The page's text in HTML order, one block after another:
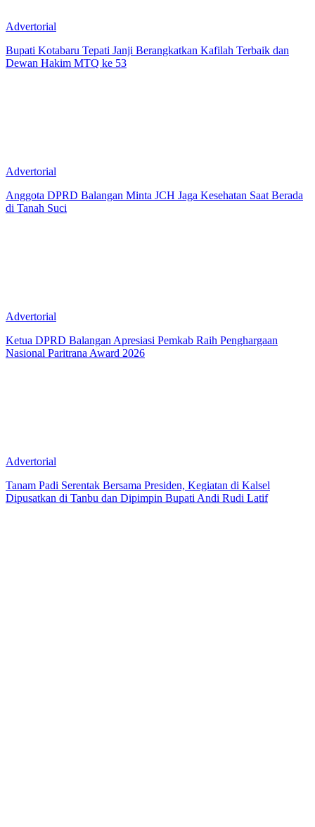
Advertorial
Bupati Kotabaru Tepati Janji Berangkatkan Kafilah Terbaik dan
Dewan Hakim MTQ ke 53
Advertorial
Anggota DPRD Balangan Minta JCH Jaga Kesehatan Saat Berada
di Tanah Suci
Advertorial
Ketua DPRD Balangan Apresiasi Pemkab Raih Penghargaan
Nasional Paritrana Award 2026
Advertorial
Tanam Padi Serentak Bersama Presiden, Kegiatan di Kalsel
Dipusatkan di Tanbu dan Dipimpin Bupati Andi Rudi Latif